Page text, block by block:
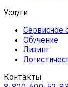
Услуги
Сервисное
Обучение
Лизинг
Контакты